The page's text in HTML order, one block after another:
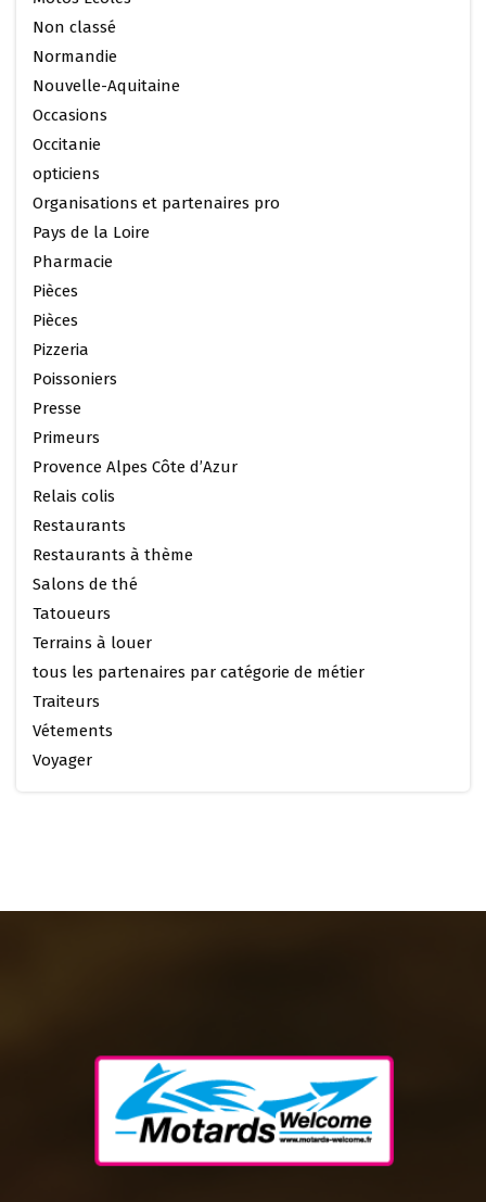
Non classé
Normandie
Nouvelle-Aquitaine
Occasions
Occitanie
opticiens
Organisations et partenaires pro
Pays de la Loire
Pharmacie
Pièces
Pièces
Pizzeria
Poissoniers
Presse
Primeurs
Provence Alpes Côte d’Azur
Relais colis
Restaurants
Restaurants à thème
Salons de thé
Tatoueurs
Terrains à louer
tous les partenaires par catégorie de métier
Traiteurs
Vétements
Voyager